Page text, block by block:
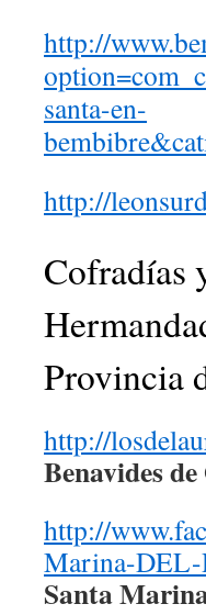
http://
santa-en-
http://
Cofradías
Provincia
http://
Benavides
http://
Marina-DEL-
Santa